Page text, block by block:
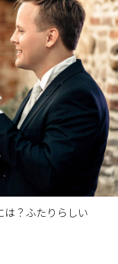
は？ふたりらしい